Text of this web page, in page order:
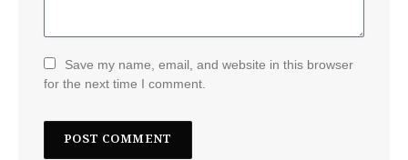
Save my name, email, and website in this browser
for the next time I comment.